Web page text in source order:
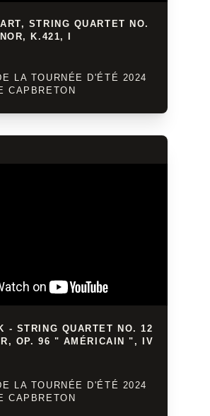
STRING QUARTET NO.
K.421, I
- STRING QUARTET NO. 12
OP. 96 " AMÉRICAIN ", IV
LA TOURNÉE D'ÉTÉ 2024
CAPBRETON
LA TOURNÉE D'ÉTÉ 2024
CAPBRETON